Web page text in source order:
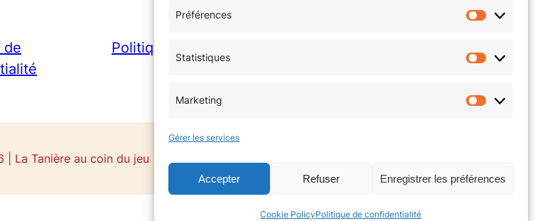
Préférences
Statistiques
Marketing
Gérer les services
Accepter Refuser Enregistrer les préférences
Cookie PolicyPolitique de confidentialité
de
Politique de cookies (EU)
La Tanière au coin du jeu